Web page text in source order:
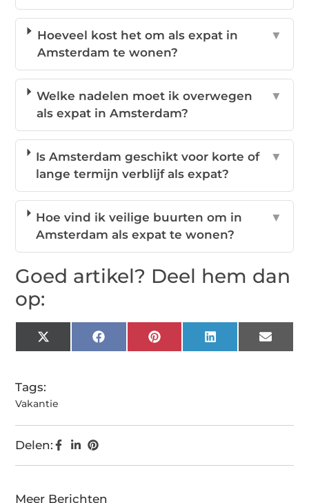
Hoeveel kost het om als expat in
Amsterdam te wonen?
▼
Welke nadelen moet ik overwegen
als expat in Amsterdam?
▼
Is Amsterdam geschikt voor korte of
lange termijn verblijf als expat?
▼
Hoe vind ik veilige buurten om in
Amsterdam als expat te wonen?
▼
Goed artikel? Deel hem dan
op:
X
(Twitter)
FacebookPinterestLinkedIn Email
Tags:
Vakantie
Delen:
Meer Berichten